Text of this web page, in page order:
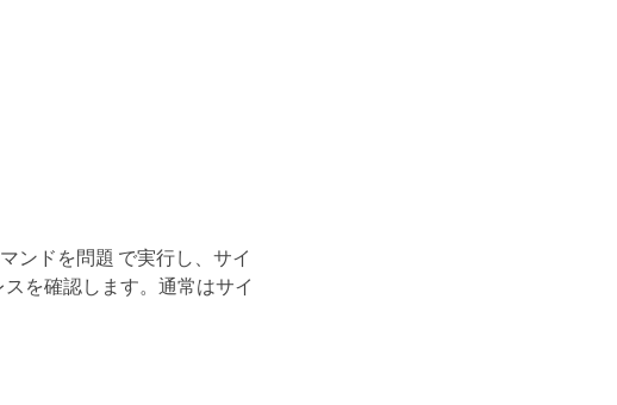
ンドを問題 で実行し、サイ
スを確認します。通常はサイ